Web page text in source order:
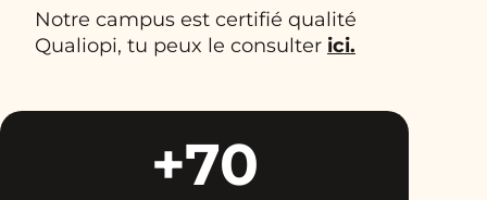
Notre campus est certifié qualité
Qualiopi, tu peux le consulter ici.
+70